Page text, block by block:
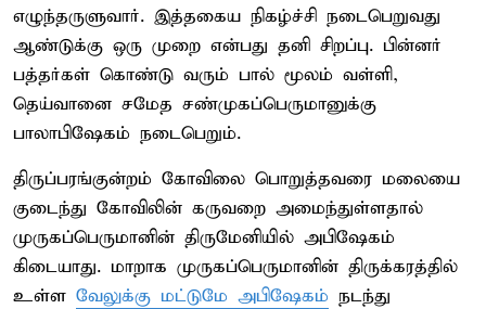
எழுந்தருளுவார். இத்தகைய நிகழ்ச்சி நடைபெறுவது
ஆண்டுக்கு ஒரு முறை என்பது தனி சிறப்பு. பின்னர்
பத்தர்கள் கொண்டு வரும் பால் மூலம் வள்ளி,
தெய்வானை சமேத சண்முகப்பெருமானுக்கு
பாலாபிஷேகம் நடைபெறும்.
திருப்பரங்குன்றம் கோவிலை பொறுத்தவரை மலையை
குடைந்து கோவிலின் கருவறை அமைந்துள்ளதால்
முருகப்பெருமானின் திருமேனியில் அபிஷேகம்
கிடையாது. மாறாக முருகப்பெருமானின் திருக்கரத்தில்
உள்ள வேலுக்கு மட்டுமே அபிஷேகம் நடந்து